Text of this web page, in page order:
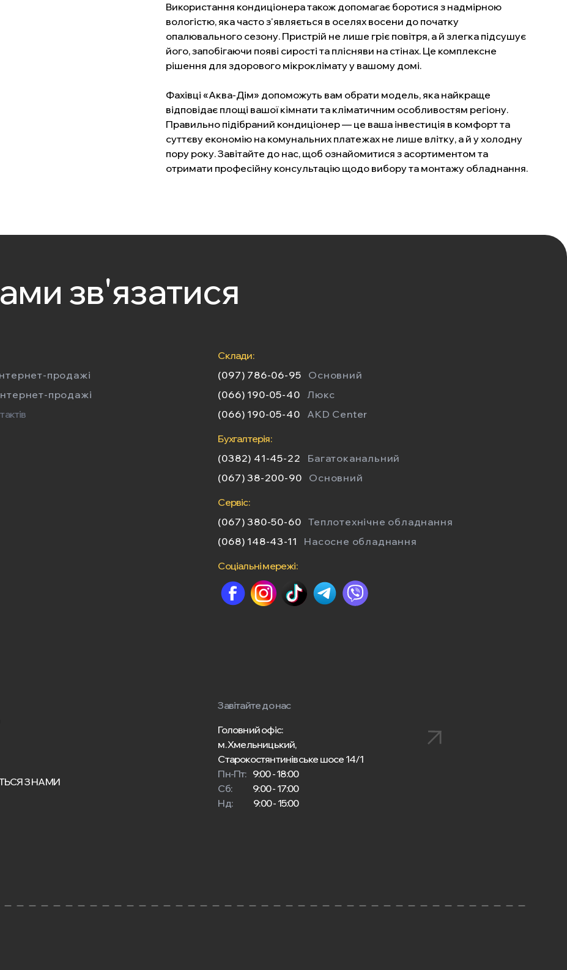
Використання кондиціонера також допомагає боротися з надмірною
вологістю, яка часто з'являється в оселях восени до початку
опалювального сезону. Пристрій не лише гріє повітря, а й злегка підсушує
його, запобігаючи появі сирості та плісняви на стінах. Це комплексне
рішення для здорового мікроклімату у вашому домі.
Фахівці «Аква-Дім» допоможуть вам обрати модель, яка найкраще
відповідає площі вашої кімнати та кліматичним особливостям регіону.
Правильно підібраний кондиціонер — це ваша інвестиція в комфорт та
суттєву економію на комунальних платежах не лише влітку, а й у холодну
пору року. Завітайте до нас, щоб ознайомитися з асортиментом та
отримати професійну консультацію щодо вибору та монтажу обладнання.
зв'язатися
продажі
продажі
Склади:
(097) 786-06-95
Основний
(066) 190-05-40
Люкс
(066) 190-05-40
AKD Center
Бухгалтерія:
(0382) 41-45-22
Багатоканальний
(067) 38-200-90
Основний
Сервіс:
(067) 380-50-60
Теплотехнічне обладнання
(068) 148-43-11
Насосне обладнання
Соціальні мережі:
З НАМИ
Завітайте до нас
Головний офіс:
м. Хмельницький,
Старокостянтинівське шосе 14/1
Пн-Пт: 9:00 - 18:00
Сб:
9:00 - 17:00
Нд:
9:00 - 15:00